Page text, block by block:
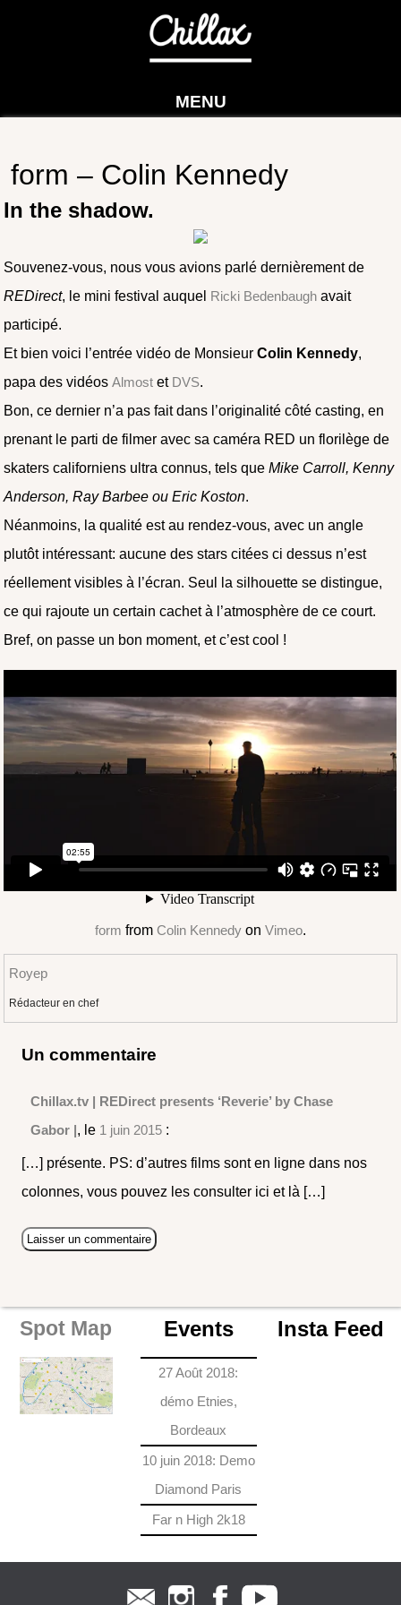
MENU
form – Colin Kennedy
In the shadow.
Souvenez-vous, nous vous avions parlé dernièrement de
REDirect, le mini festival auquel Ricki Bedenbaugh avait
participé.
Et bien voici l’entrée vidéo de MonsieurColin Kennedy,
papa des vidéosAlmost et DVS.
Bon, ce dernier n’a pas fait dans l’originalité côté casting, en
prenant le parti de filmer avec sa caméra RED un florilège de
skaters californiens ultra connus, tels que Mike Carroll, Kenny
Anderson, Ray Barbee ou Eric Koston.
Néanmoins, la qualité est au rendez-vous, avec un angle
plutôt intéressant: aucune des stars citées ci dessus n’est
réellement visibles à l’écran. Seul la silhouette se distingue,
ce qui rajoute un certain cachet à l’atmosphère de ce court.
Bref, on passe un bon moment, et c’est cool !
form from Colin Kennedyon Vimeo.
Royep
Rédacteur en chef
Un commentaire
Chillax.tv | REDirect presents ‘Reverie’ by Chase
Gabor |, le 1 juin 2015 :
[…] présente. PS: d’autres films sont en ligne dans nos
colonnes, vous pouvez les consulter ici et là […]
Spot Map Events
27 Août 2018:
démo Etnies,
Bordeaux
10 juin 2018: Demo
Diamond Paris
Far n High 2k18
Insta Feed